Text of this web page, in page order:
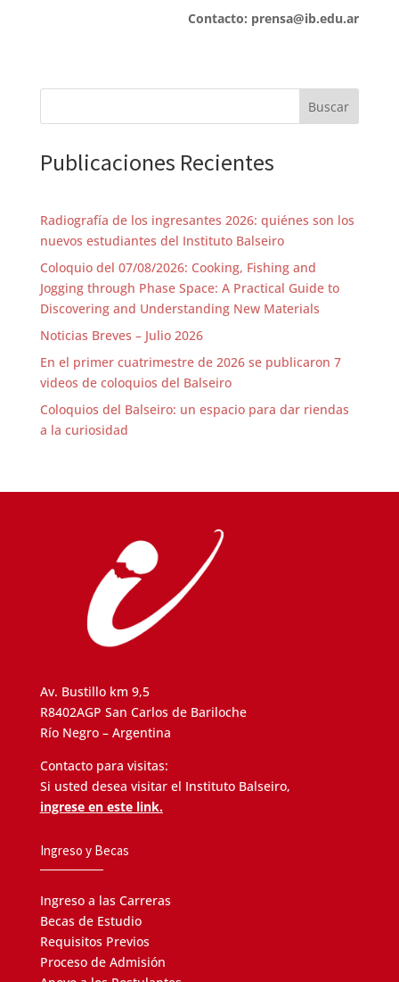
Contacto: prensa@ib.edu.ar
Buscar
Publicaciones Recientes
Radiografía de los ingresantes 2026: quiénes son los
nuevos estudiantes del Instituto Balseiro
Coloquio del 07/08/2026: Cooking, Fishing and
Jogging through Phase Space: A Practical Guide to
Discovering and Understanding New Materials
Noticias Breves – Julio 2026
En el primer cuatrimestre de 2026 se publicaron 7
videos de coloquios del Balseiro
Coloquios del Balseiro: un espacio para dar riendas
a la curiosidad
Av. Bustillo km 9,5
R8402AGP San Carlos de Bariloche
Río Negro – Argentina
Contacto para visitas:
Si usted desea visitar el Instituto Balseiro,
ingrese en este link.
Ingreso y Becas
Ingreso a las Carreras
Becas de Estudio
Requisitos Previos
Proceso de Admisión